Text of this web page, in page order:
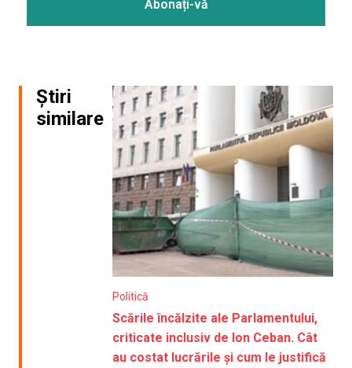
Știri
similare
Politică
Scările încălzite ale Parlamentului,
criticate inclusiv de Ion Ceban. Cât
au costat lucrările și cum le justifică